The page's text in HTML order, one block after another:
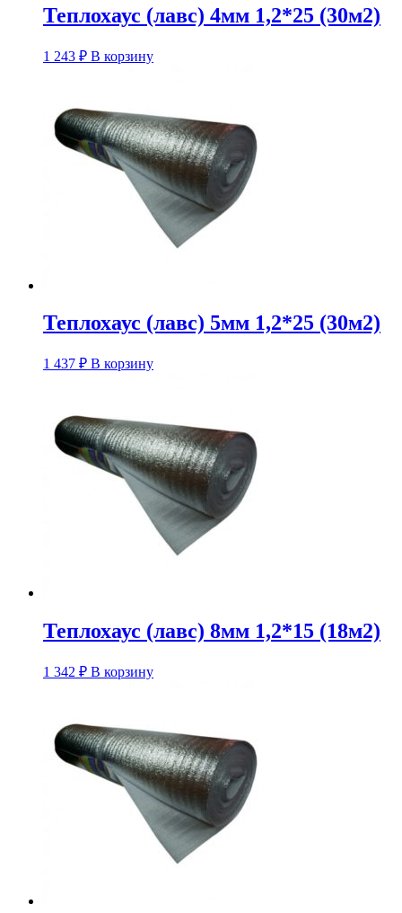
Теплохаус (лавс) 4мм 1,2*25 (30м2)
1 243 ₽ В корзину
Теплохаус (лавс) 5мм 1,2*25 (30м2)
1 437 ₽ В корзину
Теплохаус (лавс) 8мм 1,2*15 (18м2)
1 342 ₽ В корзину